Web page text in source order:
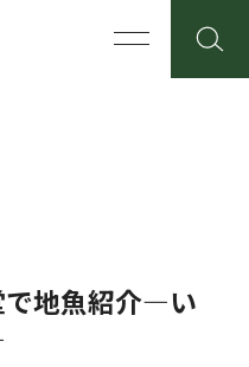
で地魚紹介―い